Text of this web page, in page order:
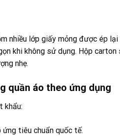
nhiều lớp giấy mỏng được ép
khi không sử dụng. Hộp
nhẹ.
quần áo theo ứng dụng
khẩu:
tiêu chuẩn quốc tế.